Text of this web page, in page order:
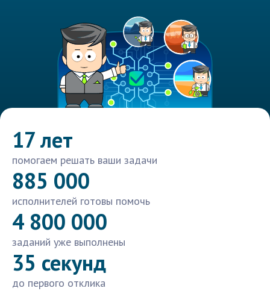
17 лет
помогаем решать ваши задачи
885 000
исполнителей готовы помочь
4 800 000
заданий уже выполнены
35 секунд
до первого отклика